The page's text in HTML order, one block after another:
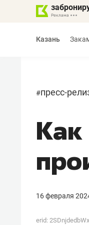
Казань
#пресс-
16 февраля
erid: 2SDnjdedbWx